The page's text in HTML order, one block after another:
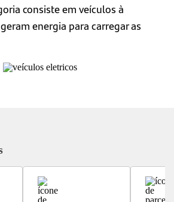
consiste em veículos à
energia para carregar as